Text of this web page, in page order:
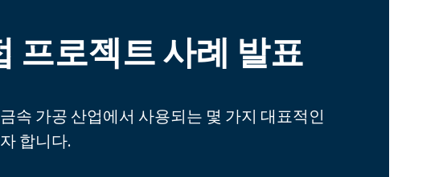
프로젝트 사례 발표
속 가공 산업에서 사용되는 몇 가지 대표적인
합니다.